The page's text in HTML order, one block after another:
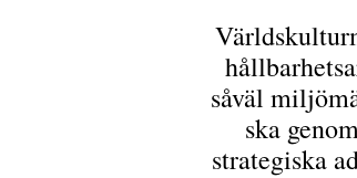
såväl
ska
strategiska